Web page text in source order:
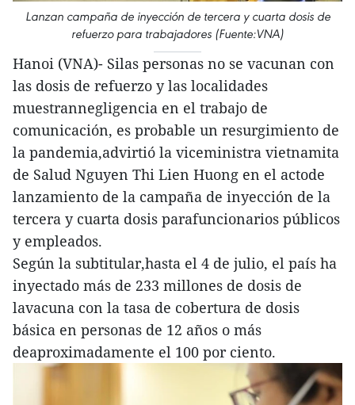
Lanzan campaña de inyección de tercera y cuarta dosis de
refuerzo para trabajadores (Fuente:VNA)
Hanoi (VNA)- Silas personas no se vacunan con
las dosis de refuerzo y las localidades
muestrannegligencia en el trabajo de
comunicación, es probable un resurgimiento de
la pandemia,advirtió la viceministra vietnamita
de Salud Nguyen Thi Lien Huong en el actode
lanzamiento de la campaña de inyección de la
tercera y cuarta dosis parafuncionarios públicos
y empleados.
Según la subtitular,hasta el 4 de julio, el país ha
inyectado más de 233 millones de dosis de
lavacuna con la tasa de cobertura de dosis
básica en personas de 12 años o más
deaproximadamente el 100 por ciento.